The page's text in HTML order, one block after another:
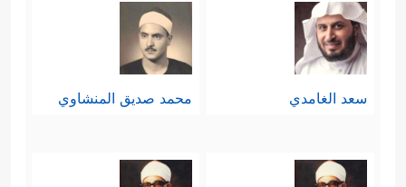
سعد الغامدي محمد صديق المنشاوي